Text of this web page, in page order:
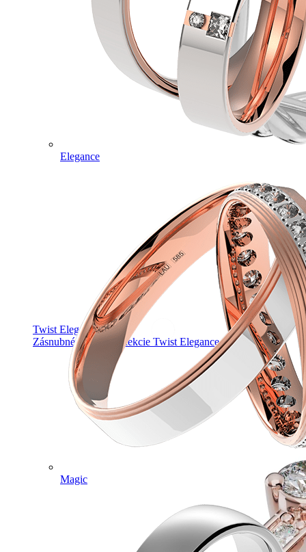
Twist Elegance
Zásnubné prstne z kolekcie Twist Elegance.
Elegance
Magic